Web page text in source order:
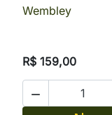
Wembley
R$ 159,00
